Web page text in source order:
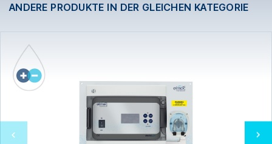
ANDERE PRODUKTE IN DER GLEICHEN KATEGORIE